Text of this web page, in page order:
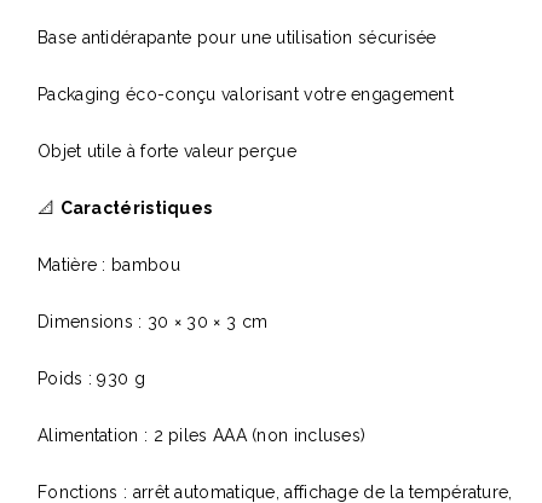
Base antidérapante pour une utilisation sécurisée
Packaging éco-conçu valorisant votre engagement
Objet utile à forte valeur perçue
📐 Caractéristiques
Matière : bambou
Dimensions : 30 × 30 × 3 cm
Poids : 930 g
Alimentation : 2 piles AAA (non incluses)
Fonctions : arrêt automatique, affichage de la température,